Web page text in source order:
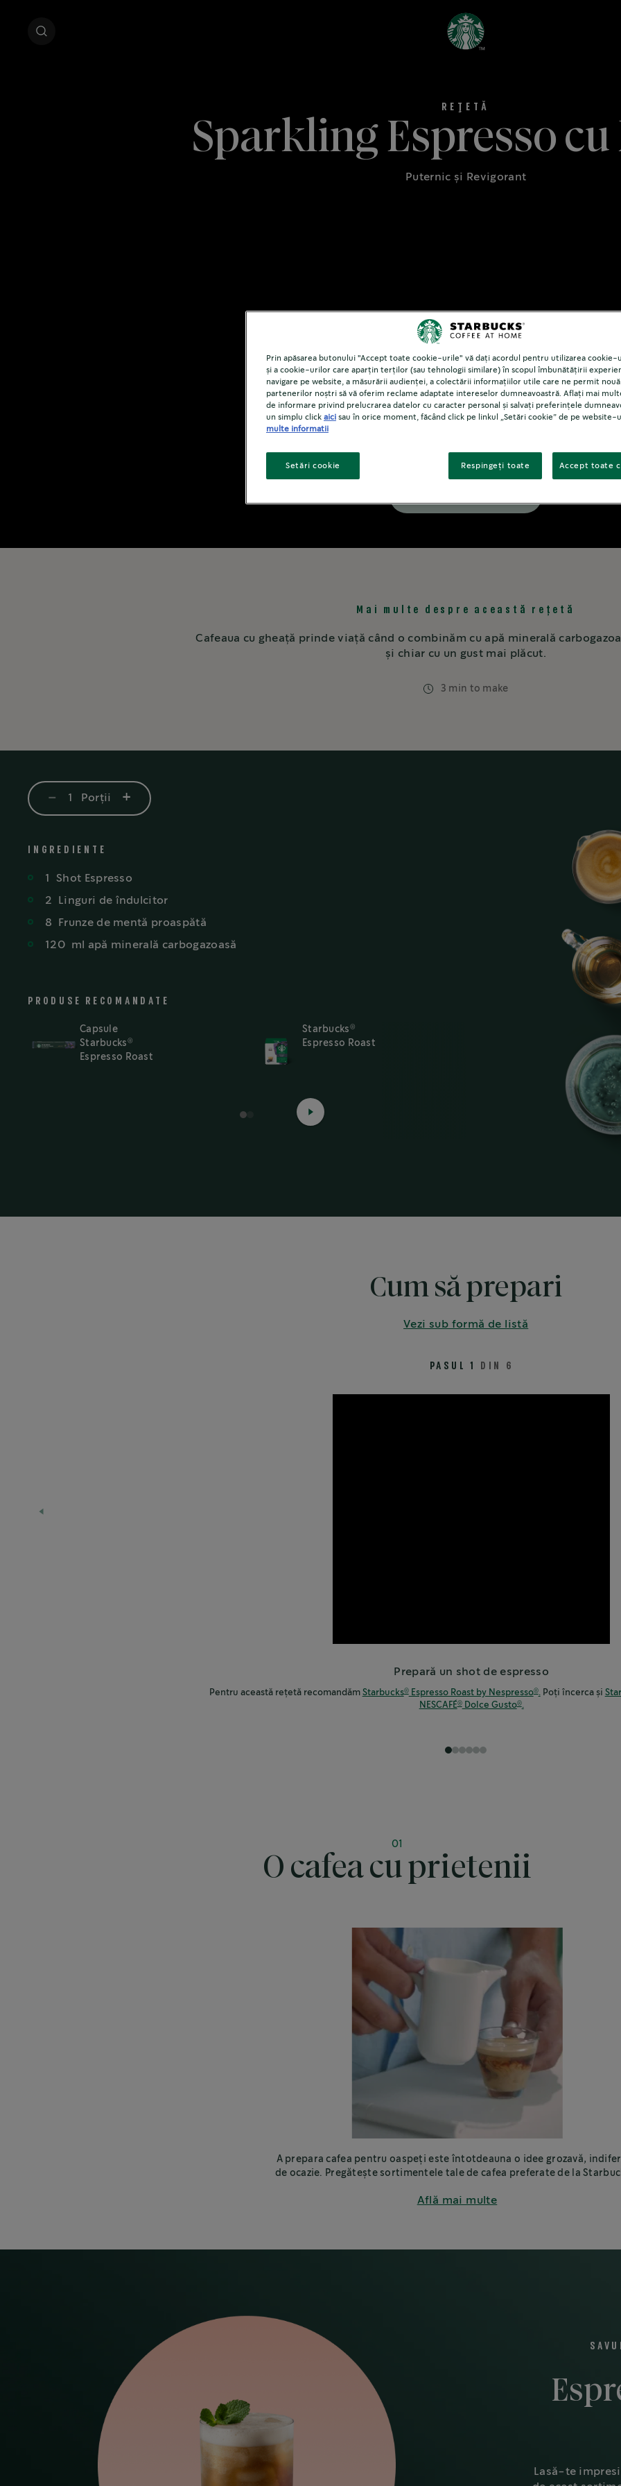
Sparkling Espresso
Puternic și Revigorant
Mai multe despre această rețetă
Cafeaua cu gheață prinde viață când o combinăm cu apă minerală
și chiar cu un gust mai plăcut.
3 min to make
- 1 Porții +
INGREDIENTE
1 Shot Espresso
2 Linguri de îndulcitor
8 Frunze de mentă proaspătă
120 ml apă minerală carbogazoasă
PRODUSE RECOMANDATE
Capsule
Starbucks ®
Espresso Roast
Starbucks ®
Espresso Roast
Espresso Roast
Cum să prepari
Vezi sub formă de listă
PASUL 1 DIN 6
Prepară un shot de espresso
Pentru această rețetă recomandăm Starbucks®Espresso Roast by Nespresso®.Poți încerca și
NESCAFÉ®Dolce Gusto®.
1 2345
01
O cafea cu prietenii
A prepara cafea pentru oaspeți este întotdeauna o idee grozavă,
de ocazie. Pregătește sortimentele tale de cafea preferate de la
Află mai multe
Lasă-te
Prin apăsarea butonului "Accept toate cookie-urile" vă dați acordul pentru utilizarea cookie-
și a cookie-urilor care aparțin terților (sau tehnologii similare) în scopul îmbunătățirii
navigare pe website, a măsurării audienței, a colectării informațiilor utile care ne permit nouă
partenerilor noștri să vă oferim reclame adaptate intereselor dumneavoastră. Aflați mai
de informare privind prelucrarea datelor cu caracter personal și salvați preferințele
un simplu click aici sau în orice moment, făcând click pe linkul „Setări cookie” de pe website-
multe informatii
Respingeți toate Accept toate
Setări cookie